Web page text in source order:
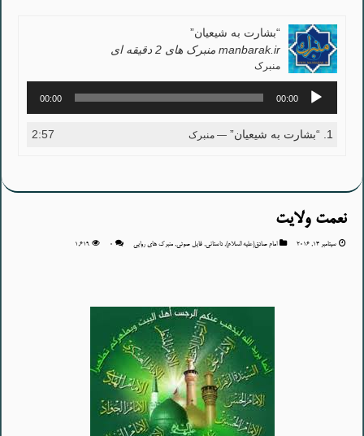
“بشارت به شیعیان”
manbarak.ir منبرک های 2 دقیقه ای
منبرک
پخش‌کننده
صوت
00:00
00:00
1. “بشارت به شیعیان”— منبرک 2:57
نعمت ولایت
سپتامبر 14, 2016 امام صادق(علیه السلام),داستانی,فایل صوتی,منبرک های روایی ۰ 1,619